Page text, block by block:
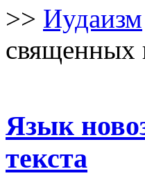
>> Иудаизм
священных
Язык
текста